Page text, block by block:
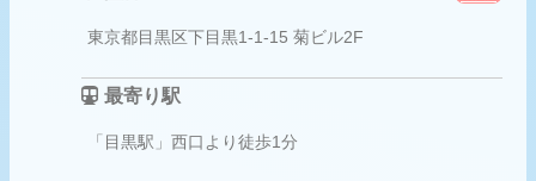
東京都目黒区下目黒1-1-15 菊ビル2F
最寄り駅
「目黒駅」西口より徒歩1分